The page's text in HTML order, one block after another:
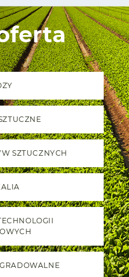
SZTUCZNYCH